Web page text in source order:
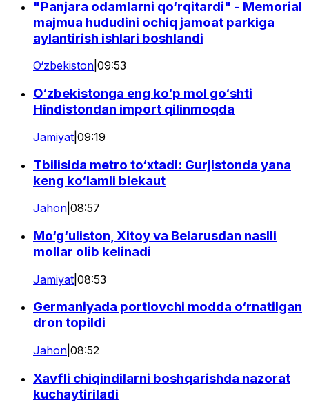
"Panjara odamlarni qo‘rqitardi" - Memorial
majmua hududini ochiq jamoat parkiga
aylantirish ishlari boshlandi
O‘zbekiston 09:53
O‘zbekistonga eng ko‘p mol go‘shti
Hindistondan import qilinmoqda
Jamiyat 09:19
Tbilisida metro to‘xtadi: Gurjistonda yana
keng ko‘lamli blekaut
Jahon 08:57
Mo‘g‘uliston, Xitoy va Belarusdan naslli
mollar olib kelinadi
Jamiyat 08:53
Germaniyada portlovchi modda o‘rnatilgan
dron topildi
Jahon 08:52
Xavfli chiqindilarni boshqarishda nazorat
kuchaytiriladi